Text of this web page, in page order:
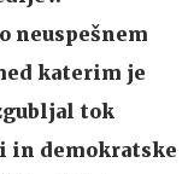
neuspešnem
katerim je
tok
in demokratske